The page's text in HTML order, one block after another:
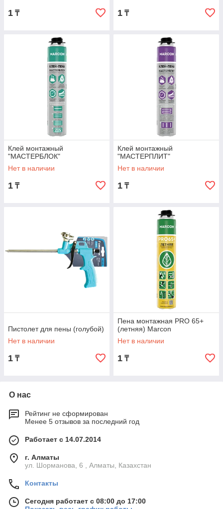
1 ₸ 1 ₸
Клей монтажный
"МАСТЕРБЛОК"
Нет в наличии
1 ₸
Клей монтажный
"МАСТЕРПЛИТ"
Нет в наличии
1 ₸
Пистолет для пены (голубой)
Нет в наличии
1 ₸
Пена монтажная PRO 65+
(летняя) Marcon
Нет в наличии
1 ₸
О нас
Рейтинг не сформирован
Менее 5 отзывов за последний год
Работает с 14.07.2014
г. Алматы
ул. Шорманова, 6 , Алматы, Казахстан
Контакты
Сегодня работает с 08:00 до 17:00